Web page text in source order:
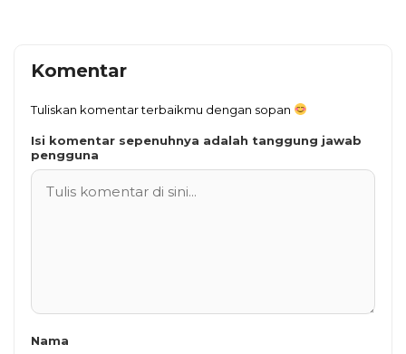
Komentar
Tuliskan komentar terbaikmu dengan sopan
Isi komentar sepenuhnya adalah tanggung jawab
pengguna
Nama